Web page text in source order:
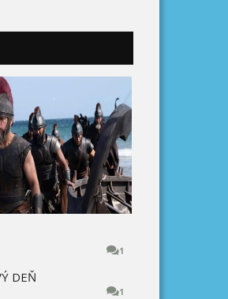
1
DEŇ
1